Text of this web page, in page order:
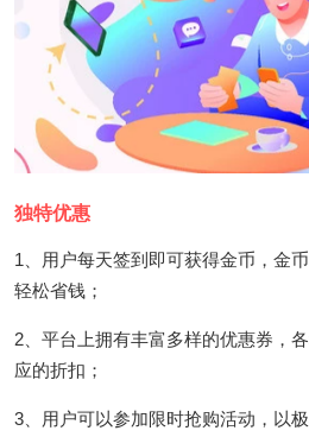
独特优惠
1、用户每天签到即可获得金币，金
轻松省钱；
2、平台上拥有丰富多样的优惠券，
应的折扣；
3、用户可以参加限时抢购活动，以